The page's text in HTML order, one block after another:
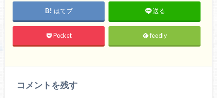
はてブ 送る
Pocket feedly
コメントを残す